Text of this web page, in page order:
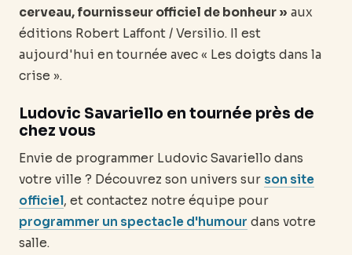
cerveau, fournisseur officiel de bonheur » aux
éditions Robert Laffont / Versilio. Il est
aujourd'hui en tournée avec « Les doigts dans la
crise ».
Ludovic Savariello en tournée près de
chez vous
Envie de programmer Ludovic Savariello dans
votre ville ? Découvrez son univers sur son site
officiel, et contactez notre équipe pour
programmer un spectacle d'humour dans votre
salle.